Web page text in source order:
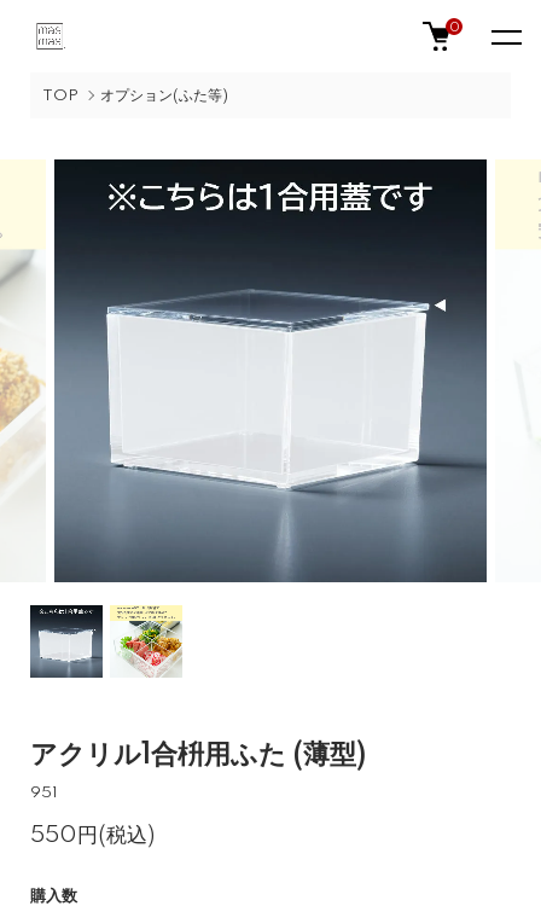
0
TOP オプション(ふた等)
アクリル1合枡用ふた (薄型)
951
550円(税込)
購入数